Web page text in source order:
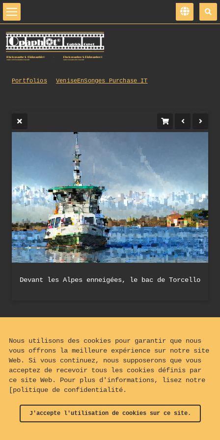
Portfolios
VeniseEnSonges_Purchase_IT
Devant les Alpes enneigées, le bac de Torcello
Nous utilisons des cookies pour garantir que nous
vous offrons la meilleure expérience sur notre site
Web. Si vous continuez, nous supposerons que vous
acceptez de recevoir tous les cookies définis par
ce site Web. Pour plus d'informations, lisez notre
[politique de confidentialité.
J'accepte l'utilisation de cookies sur ce site.